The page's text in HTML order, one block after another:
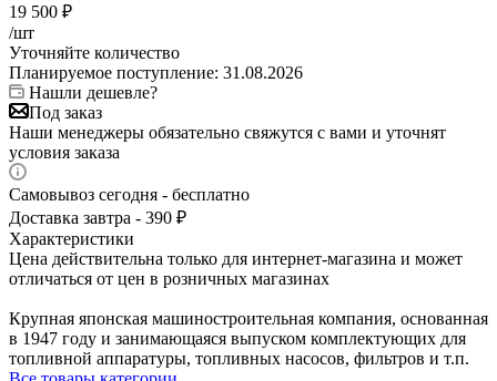
19 500 ₽
/шт
Уточняйте количество
Планируемое поступление: 31.08.2026
Нашли дешевле?
Под заказ
Наши менеджеры обязательно свяжутся с вами и уточнят
условия заказа
Самовывоз сегодня - бесплатно
Доставка завтра - 390 ₽
Характеристики
Цена действительна только для интернет-магазина и может
отличаться от цен в розничных магазинах
Крупная японская машиностроительная компания, основанная
в 1947 году и занимающаяся выпуском комплектующих для
топливной аппаратуры, топливных насосов, фильтров и т.п.